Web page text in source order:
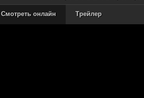
Смотреть онлайн Трейлер